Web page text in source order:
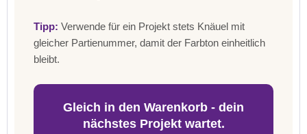
Tipp: Verwende für ein Projekt stets Knäuel mit
gleicher Partienummer, damit der Farbton einheitlich
bleibt.
Gleich in den Warenkorb - dein
nächstes Projekt wartet.